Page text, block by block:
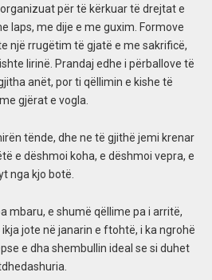
për të kërkuar të drejtat e
laps, me dije e me guxim. Formove
një rrugëtim të gjatë e me sakrificë,
lirinë. Prandaj edhe i përballove të
anët, por ti qëllimin e kishe të
gjërat e vogla.
tënde, dhe ne të gjithë jemi krenar
e dëshmoi koha, e dëshmoi vepra, e
nga kjo botë.
mbaru, e shumë qëllime pa i arritë,
jote në janarin e ftohtë, i ka ngrohë
e dha shembullin ideal se si duhet